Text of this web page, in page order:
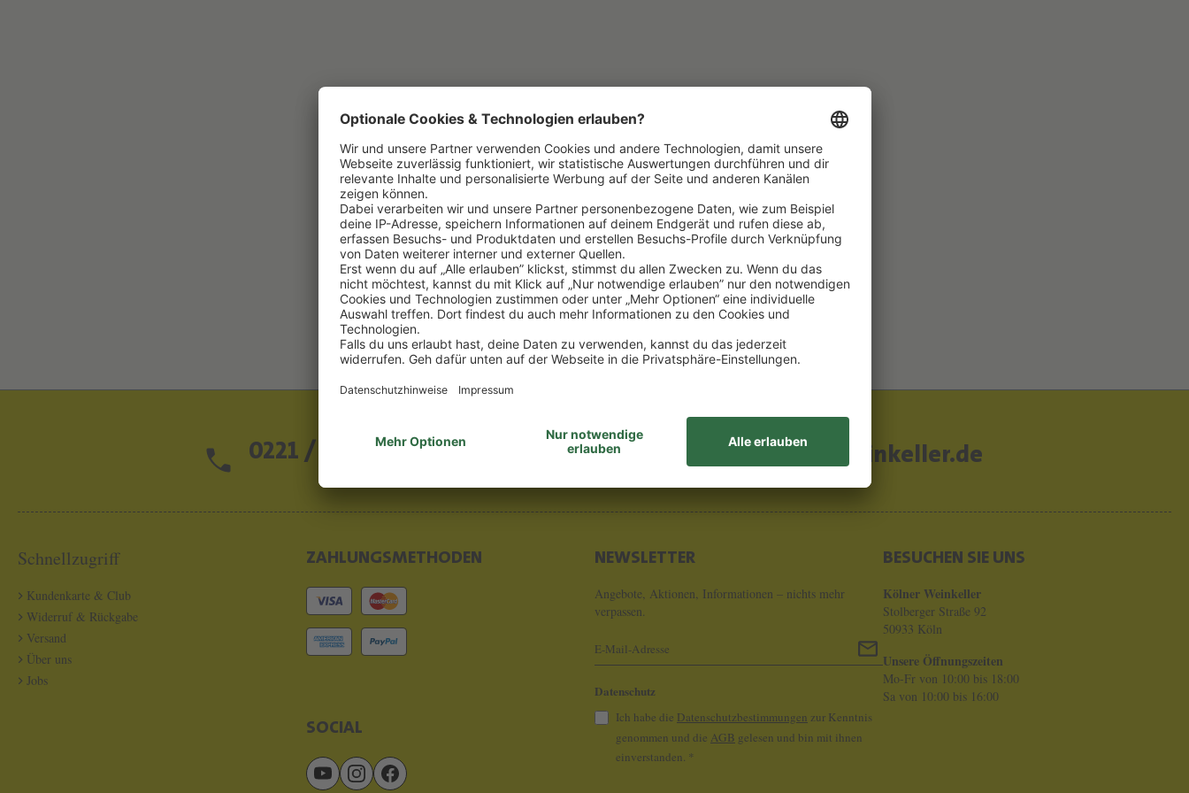
0221 / 13 97 28 - 0 info@koelner-weinkeller.de
Schnellzugriff
Kundenkarte & Club
Widerruf & Rückgabe
Versand
Über uns
Jobs
ZAHLUNGSMETHODEN
SOCIAL
NEWSLETTER
Angebote, Aktionen, Informationen – nichts mehr
verpassen.
Datenschutz
Ich habe die Datenschutzbestimmungen zur Kenntnis
genommen und die AGB gelesen und bin mit ihnen
einverstanden. *
BESUCHEN SIE UNS
Kölner Weinkeller
Stolberger Straße 92
50933 Köln
Unsere Öffnungszeiten
Mo-Fr von 10:00 bis 18:00
Sa von 10:00 bis 16:00